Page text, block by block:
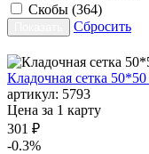
Скобы (364)
Сбросить
Кладочная сетка
артикул: 5793
Цена за 1 карту
301 ₽
-0.3%